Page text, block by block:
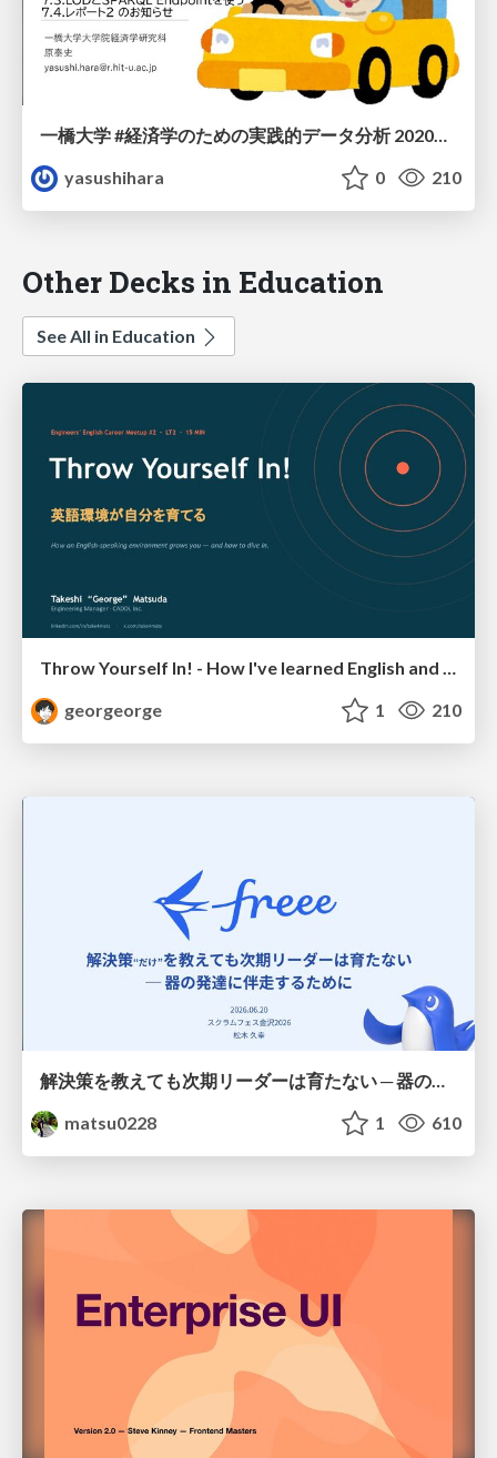
一橋大学 #経済学のための実践的データ分析 2020秋: 7/12
yasushihara
0 210
Other Decks in Education
See All in Education
georgeorge
1 210
解決策を教えても次期リーダーは育たない ─ 器の発達に伴走するために / Partnering with leaders in their vertical development
matsu0228
1 610